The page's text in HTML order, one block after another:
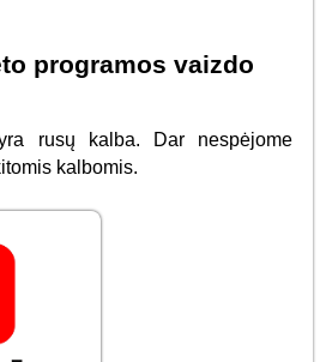
programos vaizdo
rusų kalba. Dar nespėjome
kalbomis.